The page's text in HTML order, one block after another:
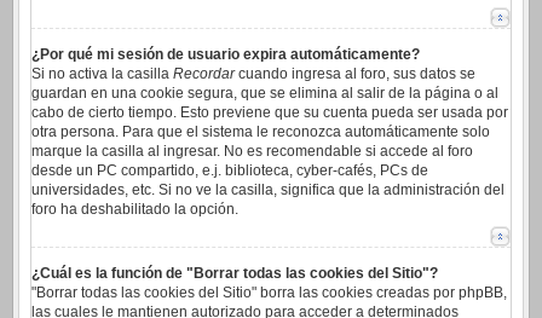
¿Por qué mi sesión de usuario expira automáticamente?
Si no activa la casilla Recordarcuando ingresa al foro, sus datos se
guardan en una cookie segura, que se elimina al salir de la página o al
cabo de cierto tiempo. Esto previene que su cuenta pueda ser usada por
otra persona. Para que el sistema le reconozca automáticamente solo
marque la casilla al ingresar. No es recomendable si accede al foro
desde un PC compartido, e.j. biblioteca, cyber-cafés, PCs de
universidades, etc. Si no ve la casilla, significa que la administración del
foro ha deshabilitado la opción.
¿Cuál es la función de "Borrar todas las cookies del Sitio"?
"Borrar todas las cookies del Sitio" borra las cookies creadas por phpBB,
las cuales le mantienen autorizado para acceder a determinados